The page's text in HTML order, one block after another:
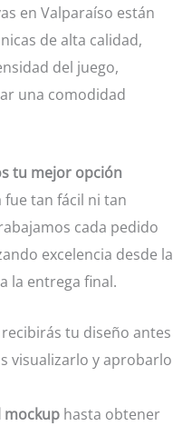
en Valparaíso están
de alta calidad,
del juego,
una comodidad
tu mejor opción
tan fácil ni tan
cada pedido
excelencia desde la
la entrega final.
recibirás tu diseño antes
visualizarlo y aprobarlo
mockup hasta obtener